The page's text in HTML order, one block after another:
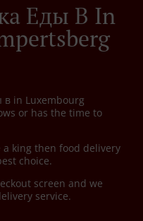
Еды В In
в in Luxembourg
or has the time to
king then food delivery
choice.
screen and we
service.